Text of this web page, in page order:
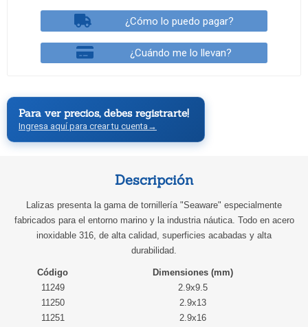
¿Cómo lo puedo pagar?
¿Cuándo me lo llevan?
Para ver precios, debes registrarte!
Ingresa aquí para crear tu cuenta →
Descripción
Lalizas presenta la gama de tornillería "Seaware" especialmente
fabricados para el entorno marino y la industria náutica. Todo en acero
inoxidable 316, de alta calidad, superficies acabadas y alta
durabilidad.
Código
Dimensiones (mm)
11249
2.9x9.5
11250
2.9x13
11251
2.9x16